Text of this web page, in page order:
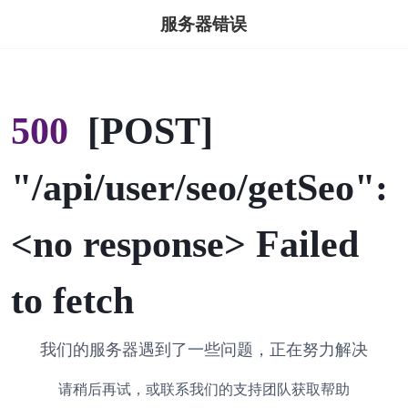
服务器错误
500 [POST]
"/api/user/seo/getSeo":
<no response> Failed
to fetch
我们的服务器遇到了一些问题，正在努力解决
请稍后再试，或联系我们的支持团队获取帮助